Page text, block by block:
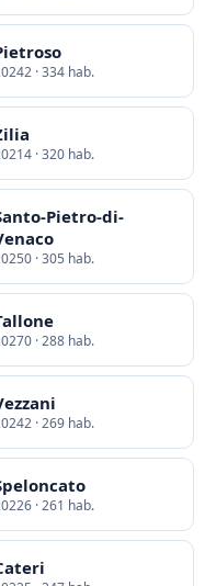
· 334 hab.
· 320 hab.
Pietro-di-
· 305 hab.
· 288 hab.
· 269 hab.
· 261 hab.